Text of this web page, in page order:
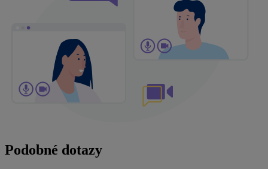
Podobné dotazy